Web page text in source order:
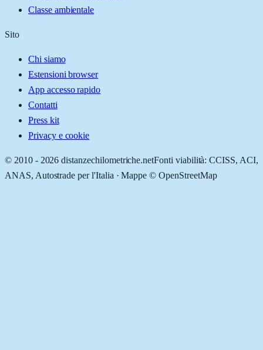
Classe ambientale
Sito
Chi siamo
Estensioni browser
App accesso rapido
Contatti
Press kit
Privacy e cookie
© 2010 - 2026 distanzechilometriche.netFonti viabilità: CCISS, ACI,
ANAS, Autostrade per l'Italia · Mappe © OpenStreetMap